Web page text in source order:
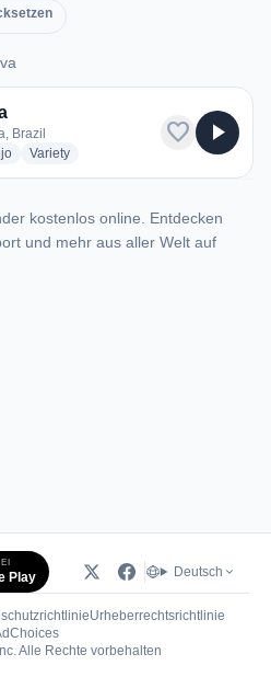
Brazil
radio stations
Varietyradio stations
favorite play_arrow
kostenlos online. Entdecken
und mehr aus aller Welt auf
Play Deutsch
Urheberrechtsrichtlinie
(öffnet in neuem Tab)
Alle Rechte vorbehalten